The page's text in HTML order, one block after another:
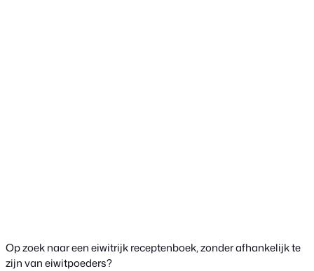
Op zoek naar een eiwitrijk receptenboek, zonder afhankelijk te
zijn van eiwitpoeders?